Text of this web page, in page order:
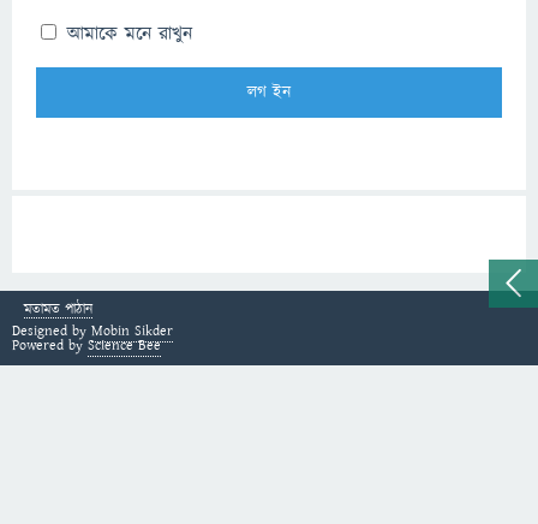
আমাকে মনে রাখুন
মতামত পাঠান
Designed by Mobin Sikder
Powered by Science Bee